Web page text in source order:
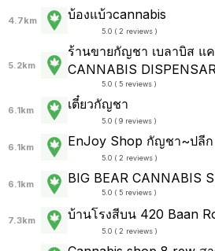
4.7km บ้องแบ้วcannabis
5.0 ( 2 reviews )
5.2km
ร้านขายกัญชา เบลาบิส แ
CANNABIS
5.0 ( 5 reviews )
6.1km เตี๋ยวกัญชา
5.0 ( 9 reviews )
6.1km EnJoy Shop กัญชา~ปลีก
5.0 ( 2 reviews )
6.1km BIG BEAR CANNABIS
5.0 ( 5 reviews )
7.3km บ้านโรงสีบน 420 Baan
5.0 ( 2 reviews )